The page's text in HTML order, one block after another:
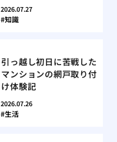
2026.07.27
知識
引っ越し初日に苦戦した
マンションの網戸取り付
け体験記
2026.07.26
生活